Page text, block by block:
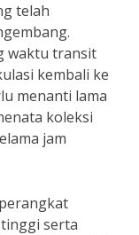
telah
waktu transit
kembali ke
menanti lama
koleksi
jam
serta